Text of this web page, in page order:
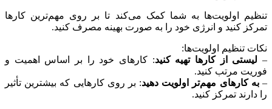
تنظیم اولویت‌ها به شما کمک می‌کند تا بر روی مهم‌ترین کارها
تمرکز کنید و انرژی خود را به صورت بهینه مصرف کنید.
نکات تنظیم اولویت‌ها:
– لیستی از کارها تهیه کنید: کارهای خود را بر اساس اهمیت و
فوریت مرتب کنید.
–به کارهای مهم‌تر اولویت دهید: بر روی کارهایی که بیشترین تأثیر
را دارند تمرکز کنید.